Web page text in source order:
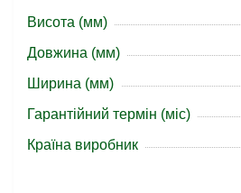
Висота (мм)
Довжина (мм)
Ширина (мм)
Гарантійний термін (міс)
Країна виробник